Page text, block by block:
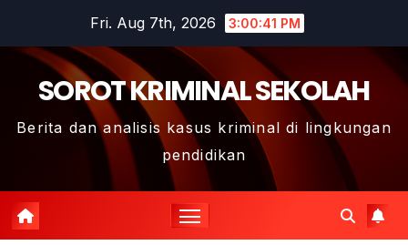
content
Fri. Aug 7th, 2026 3:00:42 PM
SOROT KRIMINAL SEKOLAH
Berita dan analisis kasus kriminal di lingkungan
pendidikan